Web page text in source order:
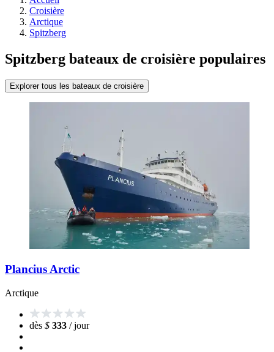
Croisière
Arctique
Spitzberg
Spitzberg bateaux de croisière populaires
Explorer tous les bateaux de croisière
Plancius Arctic
Arctique
dès $ 333 / jour